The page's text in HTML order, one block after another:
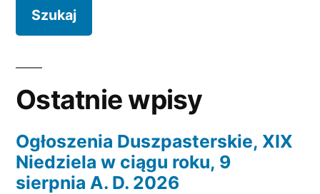
Ostatnie wpisy
Ogłoszenia Duszpasterskie, XIX
Niedziela w ciągu roku, 9
sierpnia A. D. 2026